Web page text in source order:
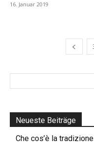
16. Januar 2019
Neueste Beiträge
Che cos’è la